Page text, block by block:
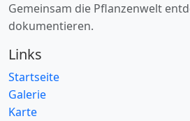
Gemeinsam die Pflanzenwelt
dokumentieren.
Links
Startseite
Galerie
Karte